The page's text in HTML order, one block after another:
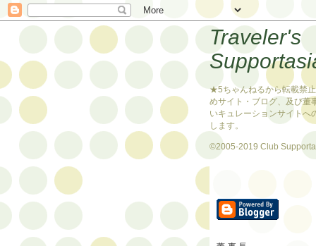
Traveler's
★5ちゃんねるから転載禁
めサイト・ブログ、及び董
いキュレーションサイトへ
します。
©2005-2019 Club